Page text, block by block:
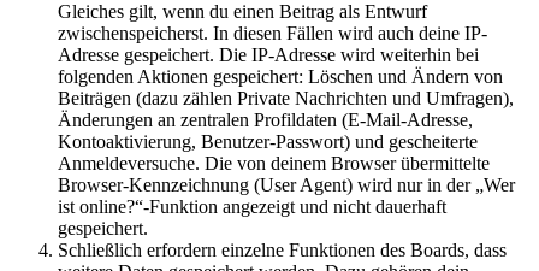
Gleiches gilt, wenn du einen Beitrag als Entwurf
zwischenspeicherst. In diesen Fällen wird auch deine IP-
Adresse gespeichert. Die IP-Adresse wird weiterhin bei
folgenden Aktionen gespeichert: Löschen und Ändern von
Beiträgen (dazu zählen Private Nachrichten und Umfragen),
Änderungen an zentralen Profildaten (E-Mail-Adresse,
Kontoaktivierung, Benutzer-Passwort) und gescheiterte
Anmeldeversuche. Die von deinem Browser übermittelte
Browser-Kennzeichnung (User Agent) wird nur in der „Wer
ist online?“-Funktion angezeigt und nicht dauerhaft
gespeichert.
Schließlich erfordern einzelne Funktionen des Boards, dass